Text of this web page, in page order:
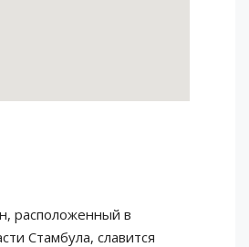
расположенный в
Стамбула, славится